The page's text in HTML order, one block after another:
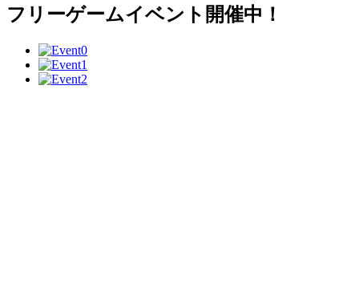
フリーゲームイベント開催中！